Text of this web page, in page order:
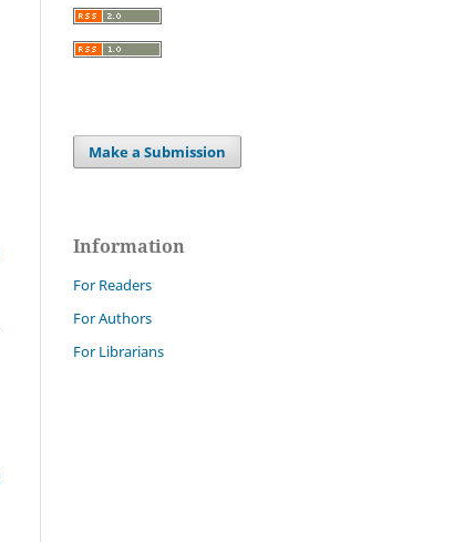
Make a Submission
Information
For Readers
For Authors
For Librarians